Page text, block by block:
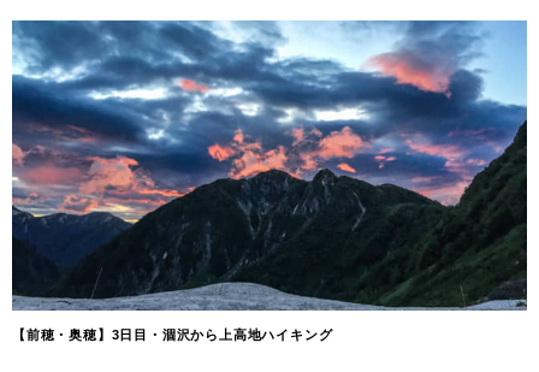
【前穂・奥穂】3日目・涸沢から上高地ハイキング